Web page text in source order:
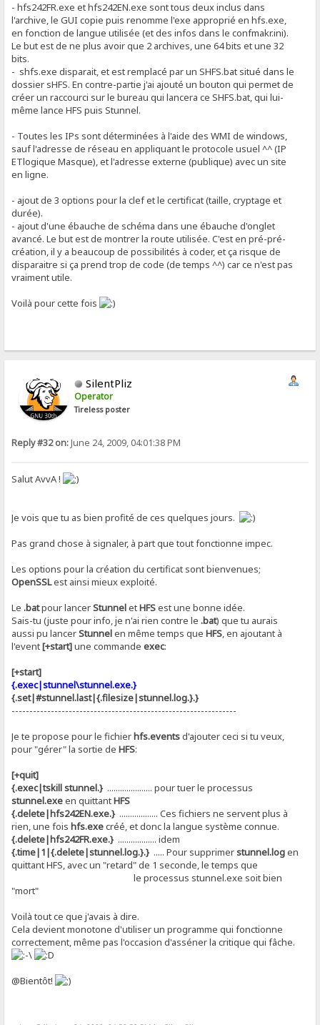
- hfs242FR.exe et hfs242EN.exe sont tous deux inclus dans
l'archive, le GUI copie puis renomme l'exe approprié en hfs.exe,
en fonction de langue utilisée (et des infos dans le confmakr.ini).
Le but est de ne plus avoir que 2 archives, une 64 bits et une 32
bits.
- shfs.exe disparait, et est remplacé par un SHFS.bat situé dans le
dossier sHFS. En contre-partie j'ai ajouté un bouton qui permet de
créer un raccourci sur le bureau qui lancera ce SHFS.bat, qui lui-
même lance HFS puis Stunnel.
- Toutes les IPs sont déterminées à l'aide des WMI de windows,
sauf l'adresse de réseau en appliquant le protocole usuel ^^ (IP
ETlogique Masque), et l'adresse externe (publique) avec un site
en ligne.
- ajout de 3 options pour la clef et le certificat (taille, cryptage et
durée).
- ajout d'une ébauche de schéma dans une ébauche d'onglet
avancé. Le but est de montrer la route utilisée. C'est en pré-pré-
création, il y a beaucoup de possibilités à coder, et ça risque de
disparaitre si ça prend trop de code (de temps ^^) car ce n'est pas
vraiment utile.
Voilà pour cette fois
SilentPliz
Operator
Tireless poster
Reply #32 on:June 24, 2009, 04:01:38 PM
Salut AvvA !
Je vois que tu as bien profité de ces quelques jours.
Pas grand chose à signaler, à part que tout fonctionne impec.
Les options pour la création du certificat sont bienvenues;
OpenSSLest ainsi mieux exploité.
Le.batpour lancerStunneletHFSest une bonne idée.
Sais-tu (juste pour info, je n'ai rien contre le.bat) que tu aurais
aussi pu lancerStunnelen même temps queHFS, en ajoutant à
l'event[+start]une commandeexec:
[+start]
{.exec|stunnel\stunnel.exe.}
{.set|#stunnel.last|{.filesize|stunnel.log.}.}
---------------------------------------------------------------
Je te propose pour le fichierhfs.eventsd'ajouter ceci si tu veux,
pour "gérer" la sortie deHFS:
[+quit]
{.exec|tskill stunnel.} ..................... pour tuer le processus
stunnel.exeen quittantHFS
{.delete|hfs242EN.exe.} .................. Ces fichiers ne servent plus à
rien, une foishfs.execréé, et donc la langue système connue.
{.delete|hfs242FR.exe.} .................. idem
{.time|1|{.delete|stunnel.log.}.} ..... Pour supprimerstunnel.logen
quittant HFS, avec un "retard" de 1 seconde, le temps que
le processus stunnel.exe soit bien
"mort"
Voilà tout ce que j'avais à dire.
Cela devient monotone d'utiliser un programme qui fonctionne
correctement, même pas l'occasion d'asséner la critique qui fâche.
@Bientôt!